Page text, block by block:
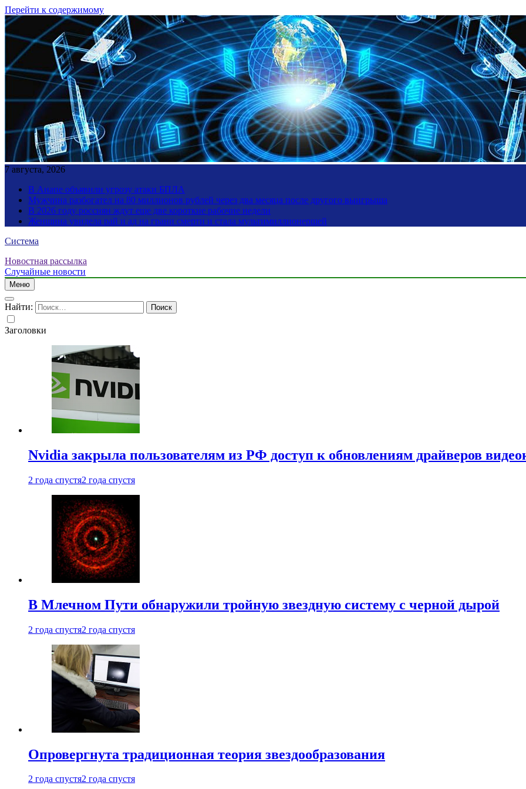
Перейти к содержимому
7 августа, 2026
В Анапе объявили угрозу атаки БПЛА
Мужчина разбогател на 80 миллионов рублей через два месяца после другого выигрыша
В 2026 году россиян ждут еще две короткие рабочие недели
Женщина увидела рай и ад на грани смерти и стала мультимиллионершей
Система
Новостная рассылка
Случайные новости
Меню
Найти:
Заголовки
Nvidia закрыла пользователям из РФ доступ к обновлениям драйверов
2 года спустя2 года спустя
В Млечном Пути обнаружили тройную звездную систему с черной дырой
2 года спустя2 года спустя
Опровергнута традиционная теория звездообразования
2 года спустя2 года спустя